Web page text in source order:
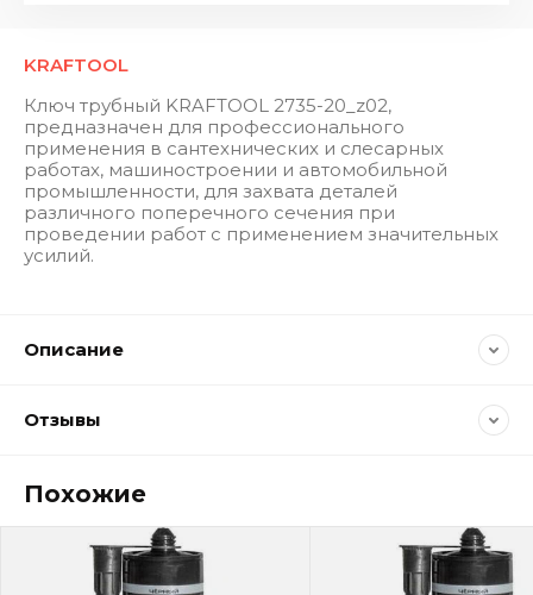
KRAFTOOL
Ключ трубный KRAFTOOL 2735-20_z02,
предназначен для профессионального
применения в сантехнических и слесарных
работах, машиностроении и автомобильной
промышленности, для захвата деталей
различного поперечного сечения при
проведении работ с применением значительных
усилий.
Описание
Отзывы
Похожие